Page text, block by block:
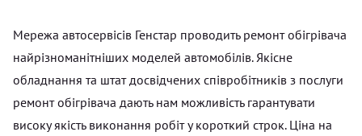
Мережа автосервісів Генстар проводить ремонт обігрівача
найрізноманітніших моделей автомобілів. Якісне
обладнання та штат досвідчених співробітників з послуги
ремонт обігрівача дають нам можливість гарантувати
високу якість виконання робіт у короткий строк. Ціна на